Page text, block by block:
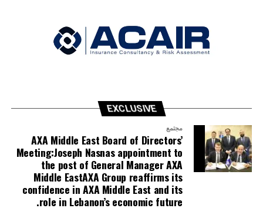
EXCLUSIVE
مجتمع
AXA Middle East Board of Directors’
Meeting:Joseph Nasnas appointment to
the post of General Manager AXA
Middle EastAXA Group reaffirms its
confidence in AXA Middle East and its
role in Lebanon’s economic future.